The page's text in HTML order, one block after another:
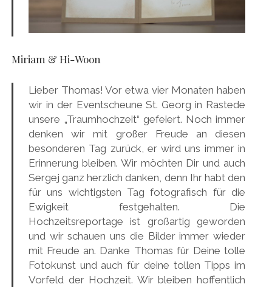
Miriam & Hi-Woon
Lieber Thomas! Vor etwa vier Monaten haben
wir in der Eventscheune St. Georg in Rastede
unsere „Traumhochzeit“ gefeiert. Noch immer
denken wir mit großer Freude an diesen
besonderen Tag zurück, er wird uns immer in
Erinnerung bleiben. Wir möchten Dir und auch
Sergej ganz herzlich danken, denn Ihr habt den
für uns wichtigsten Tag fotografisch für die
Ewigkeit festgehalten. Die
Hochzeitsreportage ist großartig geworden
und wir schauen uns die Bilder immer wieder
mit Freude an. Danke Thomas für Deine tolle
Fotokunst und auch für deine tollen Tipps im
Vorfeld der Hochzeit. Wir bleiben hoffentlich